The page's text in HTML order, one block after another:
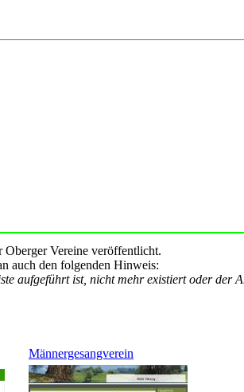
Oberger Vereine veröffentlicht.
auch den folgenden Hinweis:
aufgeführt ist, nicht mehr existiert oder der
Männergesangverein